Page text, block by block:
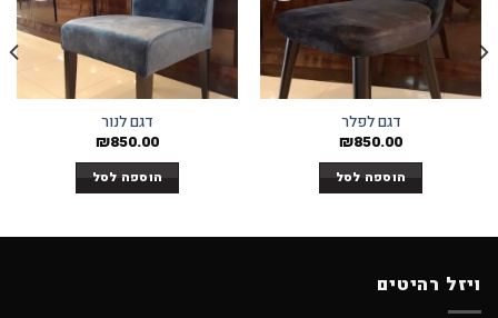
Add to
wishlist
דגם לפלר
₪850.00
הוספה לסל
Add to
wishlist
דגם לנור
₪850.00
הוספה לסל
ויזל רהיטים